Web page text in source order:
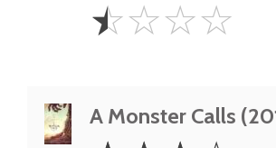
0.5
Star
☆☆☆☆
A Monster Calls